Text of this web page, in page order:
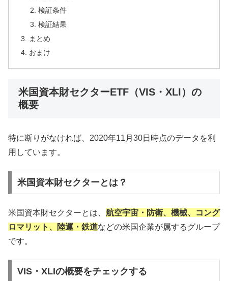
検証条件
検証結果
まとめ
おまけ
米国資本財セクターETF（VIS・XLI）の
概要
特に断りがなければ、2020年11月30日時点のデータを利
用しています。
米国資本財セクターとは？
米国資本財セクターとは、 航空宇宙・防衛、機械、コング
ロマリット、陸運・鉄道などの米国企業が属するグループ
です。
VIS・XLIの概要をチェックする